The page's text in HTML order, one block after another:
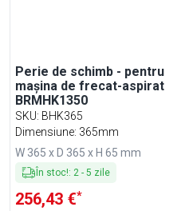
Perie de schimb - pentru
mașina de frecat-aspirat
BRMHK1350
SKU: BHK365
Dimensiune: 365mm
W 365 x D 365 x H 65 mm
În stoc!: 2 -5 zile
256,43 €*